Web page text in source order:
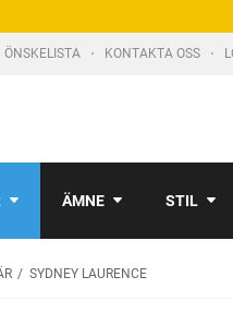
ÖNSKELISTA KONTAKTA OSS
ÄMNE STIL
SYDNEY LAURENCE